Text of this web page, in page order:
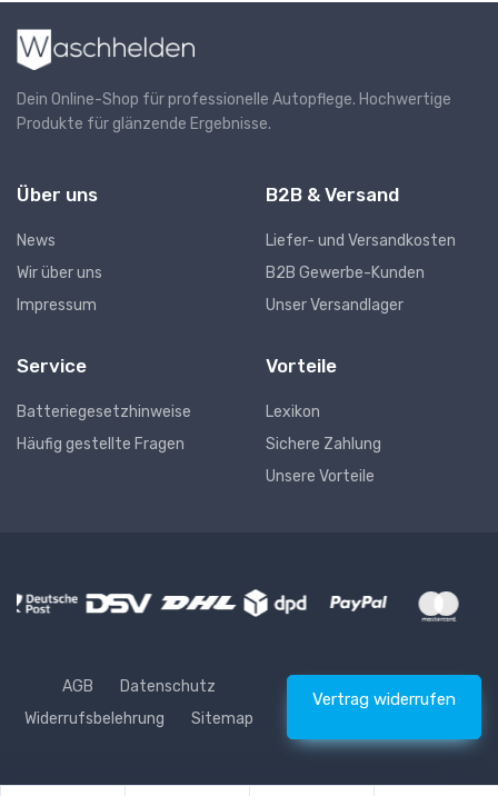
Dein Online-Shop für professionelle Autopflege. Hochwertige
Produkte für glänzende Ergebnisse.
Über uns
News
Wir über uns
Impressum
B2B & Versand
Liefer- und Versandkosten
B2B Gewerbe-Kunden
Unser Versandlager
Service
Batteriegesetzhinweise
Häufig gestellte Fragen
Vorteile
Lexikon
Sichere Zahlung
Unsere Vorteile
AGB
Datenschutz
Widerrufsbelehrung
Sitemap
Vertrag widerrufen